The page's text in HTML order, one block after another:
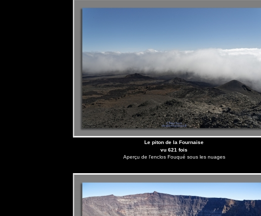
Le piton de la Fournaise
vu 621 fois
Aperçu de l'enclos Fouqué sous les nuages